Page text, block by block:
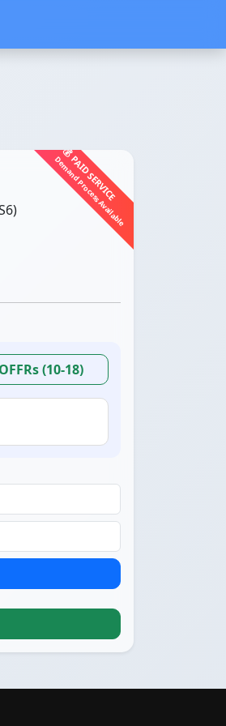
💰 PAID SERVICE
Demand Process Available
OFFRs (10-18)